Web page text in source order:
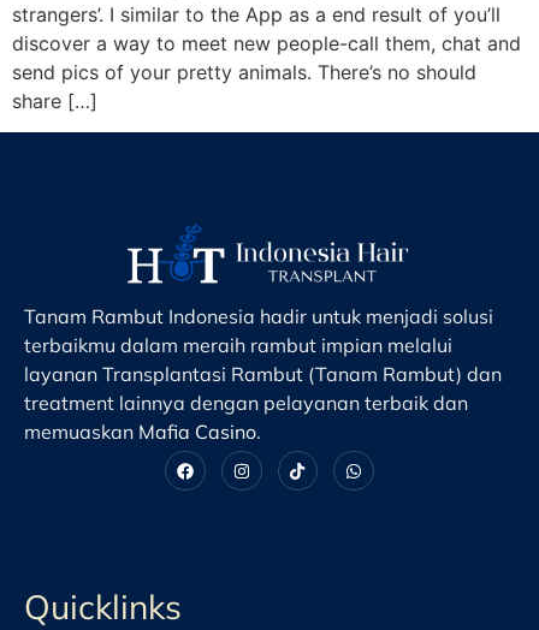
strangers’. I similar to the App as a end result of you’ll
discover a way to meet new people-call them, chat and
send pics of your pretty animals. There’s no should
share […]
Tanam Rambut Indonesia hadir untuk menjadi solusi
terbaikmu dalam meraih rambut impian melalui
layanan Transplantasi Rambut (Tanam Rambut) dan
treatment lainnya dengan pelayanan terbaik dan
memuaskan Mafia Casino.
Quicklinks